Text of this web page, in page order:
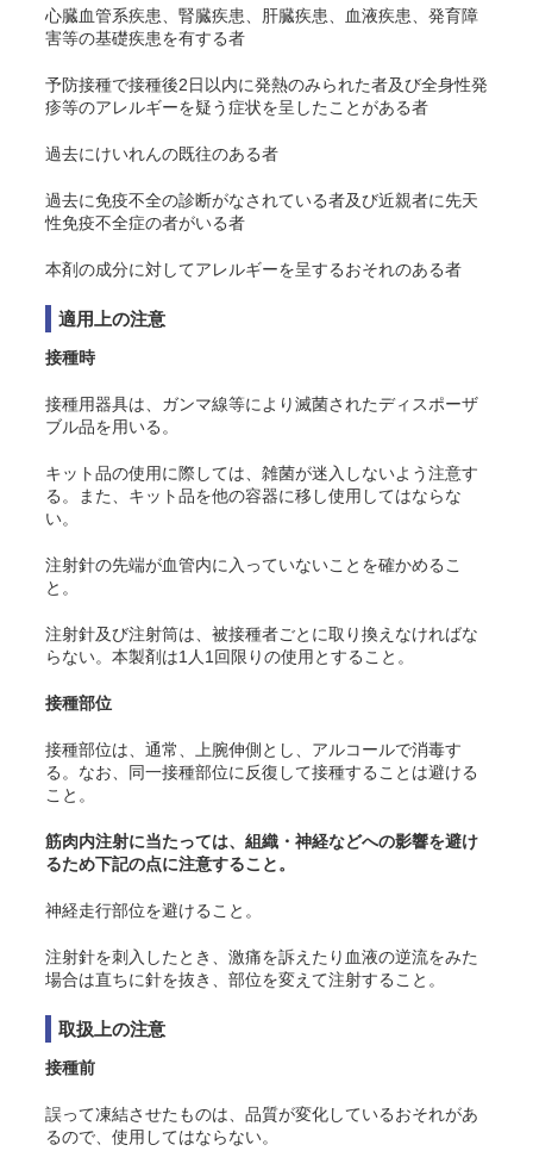
心臓血管系疾患、腎臓疾患、肝臓疾患、血液疾患、発育障
害等の基礎疾患を有する者
予防接種で接種後2日以内に発熱のみられた者及び全身性発
疹等のアレルギーを疑う症状を呈したことがある者
過去にけいれんの既往のある者
過去に免疫不全の診断がなされている者及び近親者に先天
性免疫不全症の者がいる者
本剤の成分に対してアレルギーを呈するおそれのある者
適用上の注意
接種時
接種用器具は、ガンマ線等により滅菌されたディスポーザ
ブル品を用いる。
キット品の使用に際しては、雑菌が迷入しないよう注意す
る。また、キット品を他の容器に移し使用してはならな
い。
注射針の先端が血管内に入っていないことを確かめるこ
と。
注射針及び注射筒は、被接種者ごとに取り換えなければな
らない。本製剤は1人1回限りの使用とすること。
接種部位
接種部位は、通常、上腕伸側とし、アルコールで消毒す
る。なお、同一接種部位に反復して接種することは避ける
こと。
筋肉内注射に当たっては、組織・神経などへの影響を避け
るため下記の点に注意すること。
神経走行部位を避けること。
注射針を刺入したとき、激痛を訴えたり血液の逆流をみた
場合は直ちに針を抜き、部位を変えて注射すること。
取扱上の注意
接種前
誤って凍結させたものは、品質が変化しているおそれがあ
るので、使用してはならない。